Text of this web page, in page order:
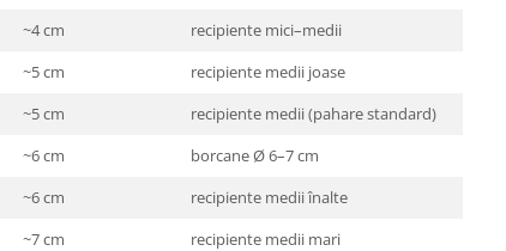
~4 cm
recipiente mici–medii
~5 cm
recipiente medii joase
~5 cm
recipiente medii (pahare standard)
~6 cm
borcane Ø 6–7 cm
~6 cm
recipiente medii înalte
~7 cm
recipiente medii mari